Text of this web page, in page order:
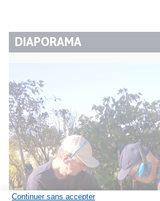
TITRE
PARAGRAPHE
DIAPORAMA